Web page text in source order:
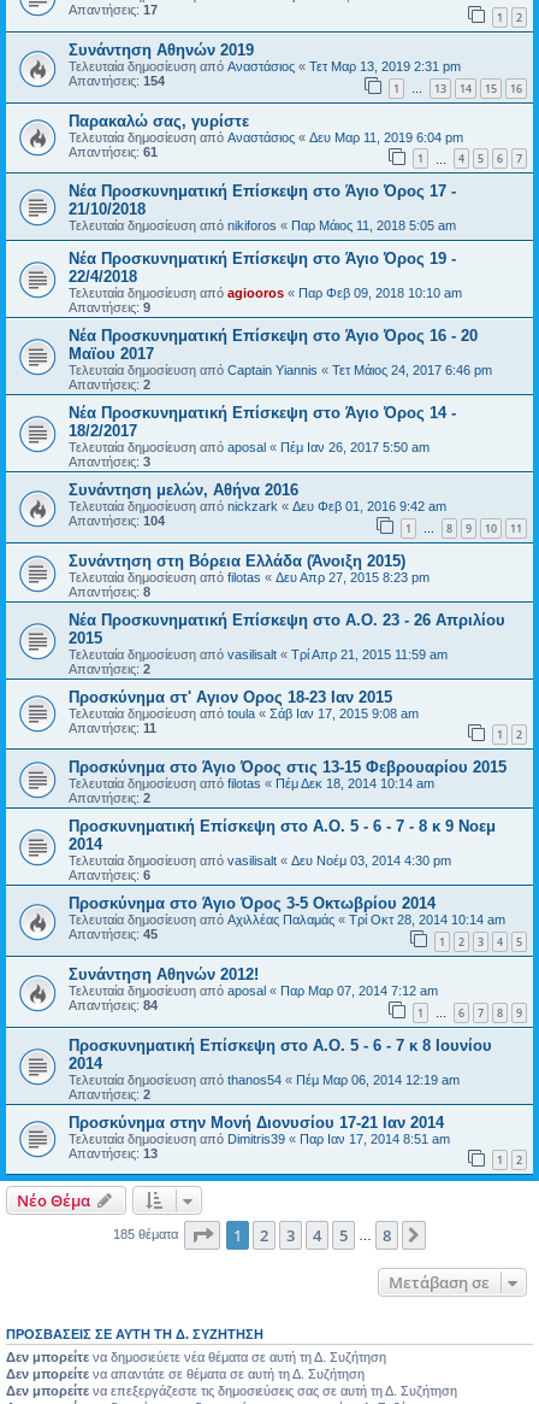
Απαντήσεις: 17 1 2
Συνάντηση Αθηνών 2019
Τελευταία δημοσίευση από Αναστάσιος « Τετ Μαρ 13, 2019 2:31 pm
Απαντήσεις: 154 1 … 13 14 15 16
Παρακαλώ σας, γυρίστε
Τελευταία δημοσίευση από Αναστάσιος « Δευ Μαρ 11, 2019 6:04 pm
Απαντήσεις: 61 1 4 5 6 7
Νέα Προσκυνηματική Επίσκεψη στο Άγιο Όρος 17 -
21/10/2018
Τελευταία δημοσίευση από nikiforos « Παρ Μάιος 11, 2018 5:05 am
Νέα Προσκυνηματική Επίσκεψη στο Άγιο Όρος 19 -
22/4/2018
Τελευταία δημοσίευση από agiooros « Παρ Φεβ 09, 2018 10:10 am
Απαντήσεις: 9
Νέα Προσκυνηματική Επίσκεψη στο Άγιο Όρος 16 - 20
Μαϊου 2017
Τελευταία δημοσίευση από Captain Yiannis « Τετ Μάιος 24, 2017 6:46 pm
Απαντήσεις: 2
Νέα Προσκυνηματική Επίσκεψη στο Άγιο Όρος 14 -
18/2/2017
Τελευταία δημοσίευση από aposal « Πέμ Ιαν 26, 2017 5:50 am
Απαντήσεις: 3
Συνάντηση μελών, Αθήνα 2016
Τελευταία δημοσίευση από nickzark « Δευ Φεβ 01, 2016 9:42 am
Απαντήσεις: 104 1 … 8 9 10 11
Συνάντηση στη Βόρεια Ελλάδα (Άνοιξη 2015)
Τελευταία δημοσίευση από filotas « Δευ Απρ 27, 2015 8:23 pm
Απαντήσεις: 8
Νέα Προσκυνηματική Επίσκεψη στο Α.Ο. 23 - 26 Απριλίου
2015
Τελευταία δημοσίευση από vasilisalt « Τρί Απρ 21, 2015 11:59 am
Απαντήσεις: 2
Προσκύνημα στ' Αγιον Ορος 18-23 Ιαν 2015
Τελευταία δημοσίευση από toula « Σάβ Ιαν 17, 2015 9:08 am
Απαντήσεις: 11 1 2
Προσκύνημα στο Άγιο Όρος στις 13-15 Φεβρουαρίου 2015
Τελευταία δημοσίευση από filotas « Πέμ Δεκ 18, 2014 10:14 am
Απαντήσεις: 2
Προσκυνηματική Επίσκεψη στο Α.Ο. 5 - 6 - 7 - 8 κ 9 Νοεμ
2014
Τελευταία δημοσίευση από vasilisalt « Δευ Νοέμ 03, 2014 4:30 pm
Απαντήσεις: 6
Προσκύνημα στο Άγιο Όρος 3-5 Οκτωβρίου 2014
Τελευταία δημοσίευση από Αχιλλέας Παλαμάς « Τρί Οκτ 28, 2014 10:14 am
Απαντήσεις: 45 1 2 3 4 5
Συνάντηση Αθηνών 2012!
Τελευταία δημοσίευση από aposal « Παρ Μαρ 07, 2014 7:12 am
Απαντήσεις: 84 1 … 6 7 8 9
Προσκυνηματική Επίσκεψη στο Α.Ο. 5 - 6 - 7 κ 8 Ιουνίου
2014
Τελευταία δημοσίευση από thanos54 « Πέμ Μαρ 06, 2014 12:19 am
Απαντήσεις: 2
Προσκύνημα στην Μονή Διονυσίου 17-21 Ιαν 2014
Τελευταία δημοσίευση από Dimitris39 « Παρ Ιαν 17, 2014 8:51 am
Απαντήσεις: 13 1 2
Νέο Θέμα
185 θέματα Σελίδα από8
1 2 3 4 5 8
Μετάβαση σε
ΠΡΟΣΒΆΣΕΙΣ ΣΕ ΑΥΤΉ ΤΗ Δ. ΣΥΖΉΤΗΣΗ
Δεν μπορείτε να δημοσιεύετε νέα θέματα σε αυτή τη Δ. Συζήτηση
Δεν μπορείτε να απαντάτε σε θέματα σε αυτή τη Δ. Συζήτηση
Δεν μπορείτε να επεξεργάζεστε τις δημοσιεύσεις σας σε αυτή τη Δ. Συζήτηση